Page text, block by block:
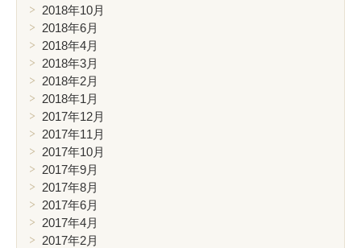
2018年10月
2018年6月
2018年4月
2018年3月
2018年2月
2018年1月
2017年12月
2017年11月
2017年10月
2017年9月
2017年8月
2017年6月
2017年4月
2017年2月